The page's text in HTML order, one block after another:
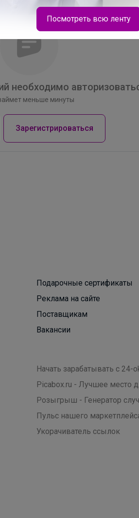
необходимо
меньше минуты
Зарегистрироваться
Подарочные сертификаты
Реклама на сайте
Поставщикам
Вакансии
Начать зарабатывать с 24-
Picabox.ru - Лучшее место
Розыгрыш - Генератор
Пульс нашего
Укорачиватель ссылок
Посмотреть всю ленту